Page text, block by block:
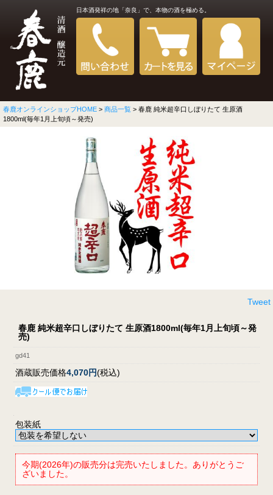
日本酒発祥の地「奈良」で、本物の酒を極める。
春鹿オンラインショップHOME > 商品一覧 > 春鹿 純米超辛口しぼりたて 生原酒
1800ml(毎年1月上旬頃～発売)
Tweet
春鹿 純米超辛口しぼりたて 生原酒1800ml(毎年1月上旬頃～発
売)
gd41
酒蔵販売価格4,070円(税込)
包装紙
今期(2026年)の販売分は完売いたしました。ありがとうご
ざいました。